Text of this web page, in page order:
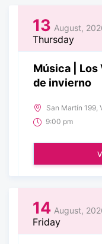
13 August,
Thursday
Música | Los
de invierno
San Martín 199,
9:00 pm
14 August,
Friday